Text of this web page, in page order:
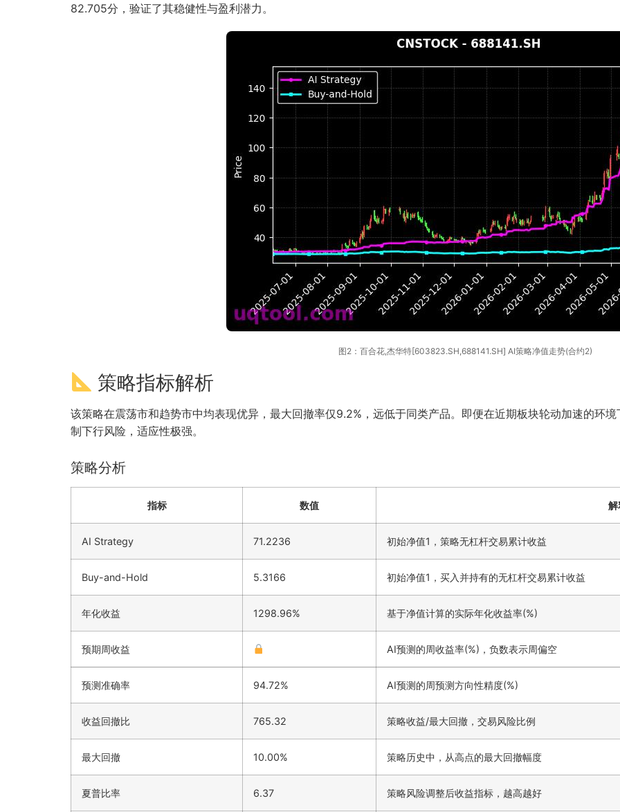
82.705分，验证了其稳健性与盈利潜力。
图2：百合花,杰华特[603823.SH,688141.SH] AI策略净值走势(合约2)
策略指标解析
该策略在震荡市和趋势市中均表现优异，最大回撤率仅9.2%，远低于同类产品。即便在近期板块轮动加速的环
制下行风险，适应性极强。
策略分析
指标 数值 解
AI Strategy 71.2236 初始净值1，策略无杠杆交易累计收益
Buy-and-Hold 5.3166 初始净值1，买入并持有的无杠杆交易累计收益
年化收益 1298.96% 基于净值计算的实际年化收益率(%)
预期周收益 AI预测的周收益率(%)，负数表示周偏空
预测准确率 94.72% AI预测的周预测方向性精度(%)
收益回撤比 765.32 策略收益/最大回撤，交易风险比例
最大回撤 10.00% 策略历史中，从高点的最大回撤幅度
夏普比率 6.37 策略风险调整后收益指标，越高越好